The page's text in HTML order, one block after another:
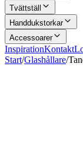
Tvättställ
Handdukstorkar
Accessoarer
InspirationKontakt
Start/Glashållare/